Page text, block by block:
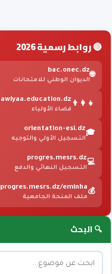
🔴 روابط رسمية 2026
🌐
bac.onec.dz
الديوان الوطني للامتحانات
👨‍👩‍👧
awlyaa.education.dz
فضاء الأولياء
🎓
orientation-esi.dz
التسجيل الأولي والتوجيه
💻
progres.mesrs.dz
التسجيل النهائي والدفع
💰
progres.mesrs.dz/eminha
ملف المنحة الجامعية
🔍 البحث